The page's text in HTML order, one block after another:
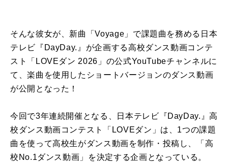
そんな彼女が、 新曲 「Voyage 」で課題曲 を務める 日本
テレビ 『 DayDay. 』が企画する高校ダンス動画コンテ
スト
「 LOVEダン 2026 」の公式YouTubeチャンネルに
て、楽曲を使用したショートバージョンのダンス動画
が公開となった！
今回で3年連続開催となる、 日本テレビ 『DayDay. 』高
校ダンス動画コンテスト
「 LOVEダン」は、 1つの課題
曲 を使って高校生がダンス動画を制作・投稿し、「高
校 No.1ダンス動画」を決定する企画となっている。